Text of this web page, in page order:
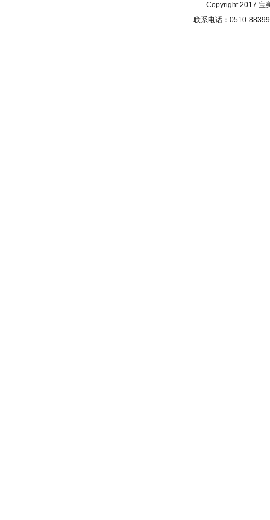
Copyright 2017 宝
联系电话：0510-